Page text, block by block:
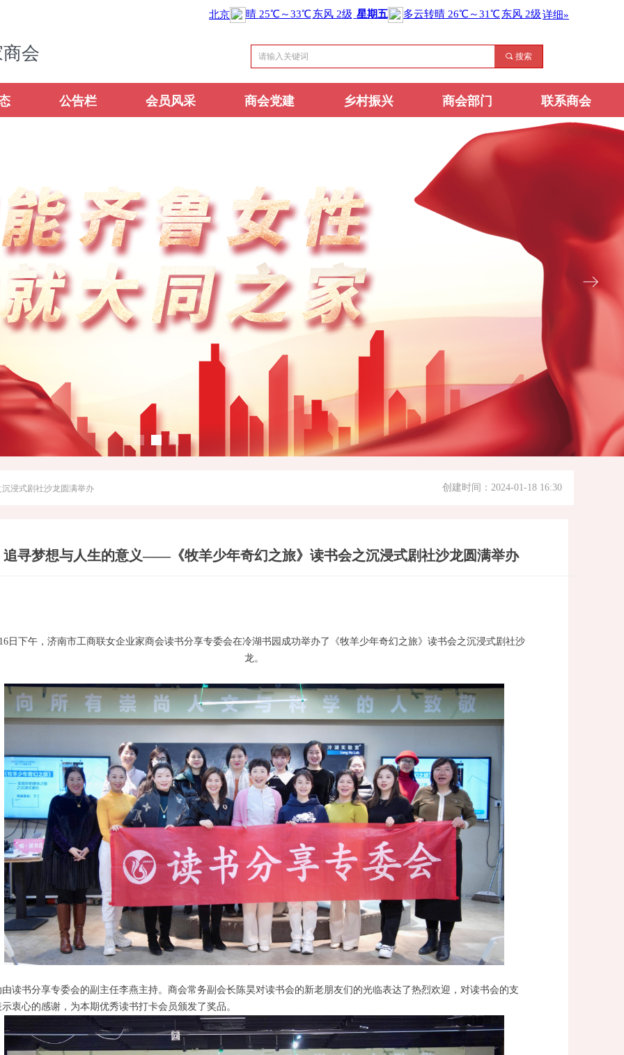
끠 搜索
会
公告栏 会员风采 商会党建 乡村振兴 商会部门 联系商会
ꁹ
创建时间： 2024-01-18 16:30
浸式剧社沙龙圆满举办
追寻梦想与人生的意义——《牧羊少年奇幻之旅》读书会之沉浸式剧社沙龙圆满举办
日下午，济南市工商联女企业家商会读书分享专委会在冷湖书园成功举办了《牧羊少年奇幻之旅》读书会之沉浸式剧社沙
龙。
由读书分享专委会的副主任李燕主持。商会常务副会长陈昊对读书会的新老朋友们的光临表达了热烈欢迎，对读书会的支
衷心的感谢，为本期优秀读书打卡会员颁发了奖品。